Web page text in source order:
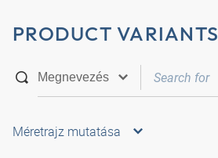
PRODUCT VARIANTS
Méretrajz mutatása